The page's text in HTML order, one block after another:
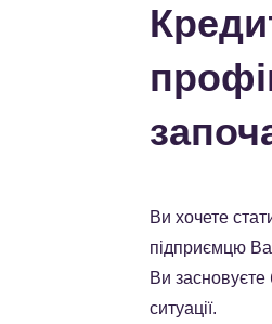
Ви хочете
підприємцю
Ви засновуєте
ситуації.